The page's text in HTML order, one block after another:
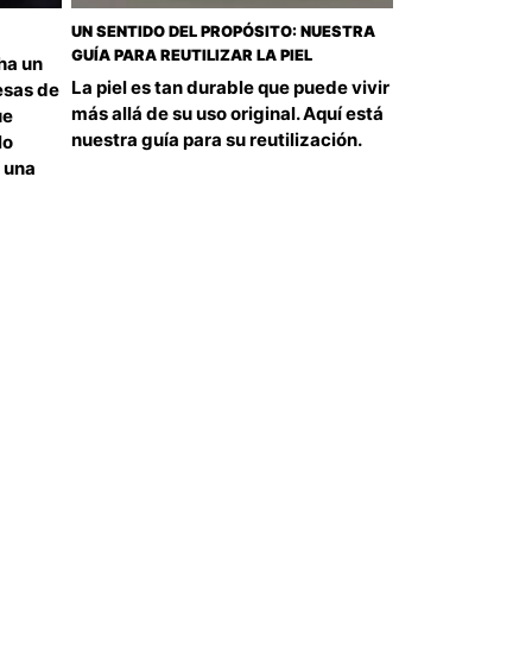
un
de
UN SENTIDO DEL PROPÓSITO: NUESTRA
GUÍA PARA REUTILIZAR LA PIEL
La piel es tan durable que puede vivir
más allá de su uso original. Aquí está
nuestra guía para su reutilización.